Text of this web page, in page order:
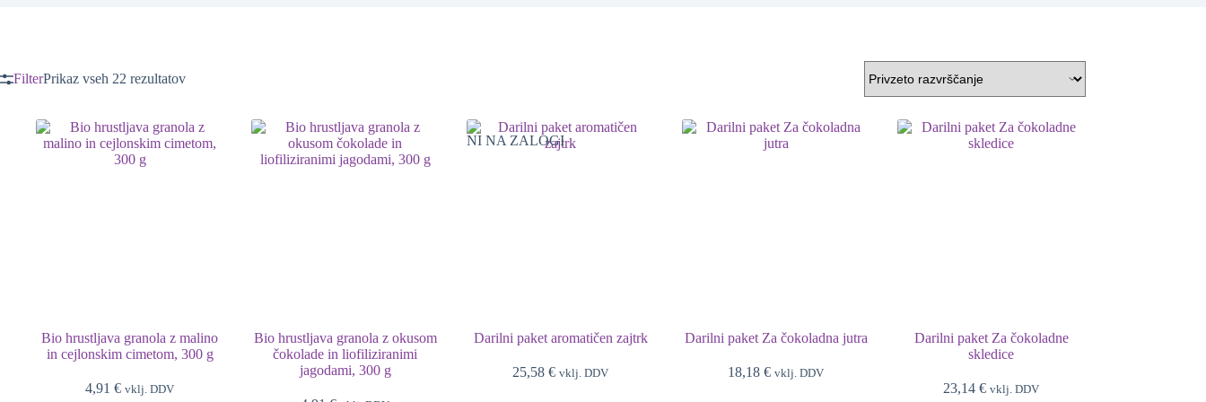
FilterPrikaz vseh 22 rezultatov
Bio hrustljava granola z malino
in cejlonskim cimetom, 300 g
4,91€ vklj. DDV
Bio hrustljava granola z okusom
čokolade in liofiliziranimi
jagodami, 300 g
NI NA ZALOGI
Darilni paket aromatičen zajtrk
25,58€ vklj. DDV
Darilni paket Za čokoladna jutra
18,18€ vklj. DDV
Darilni paket Za čokoladne
skledice
23,14€ vklj. DDV